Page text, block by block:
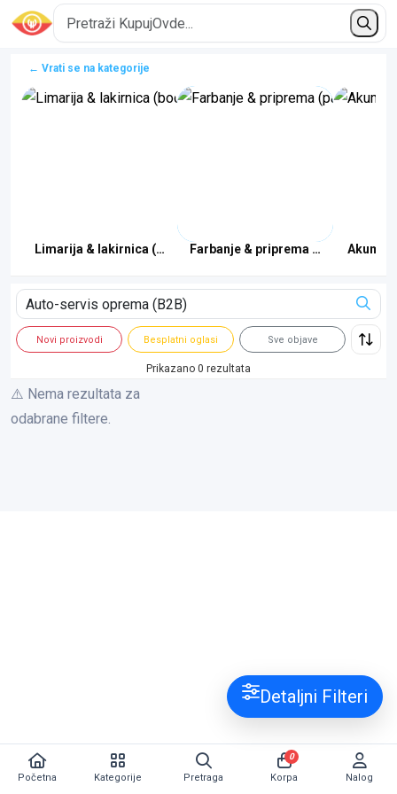
← Vrati se na kategorije
Limarija & lakirnica (body shop)Farbanje & priprema (paint-tool)
Novi proizvodi Besplatni oglasi Sve objave
Prikazano 0 rezultata
⚠️ Nema rezultata za
odabrane filtere.
Detaljni Filteri
Početna Kategorije Pretraga Korpa
0
Nalog